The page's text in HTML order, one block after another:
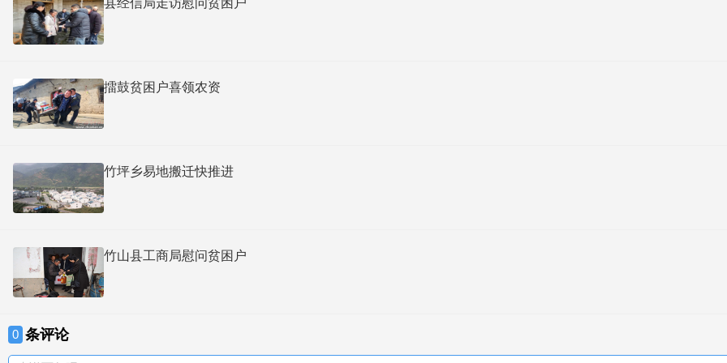
县经信局走访慰问贫困户
擂鼓贫困户喜领农资
竹坪乡易地搬迁快推进
竹山县工商局慰问贫困户
0 条评论